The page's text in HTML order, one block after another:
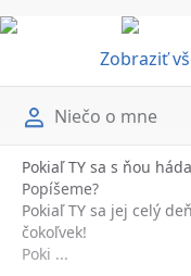
Zobraziť
Niečo o mne
Pokiaľ TY sa s ňou
Popíšeme?
Pokiaľ TY sa jej celý
čokoľvek!
Poki ...